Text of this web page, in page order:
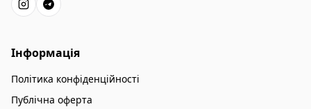
Інформація
Політика конфіденційності
Публічна оферта